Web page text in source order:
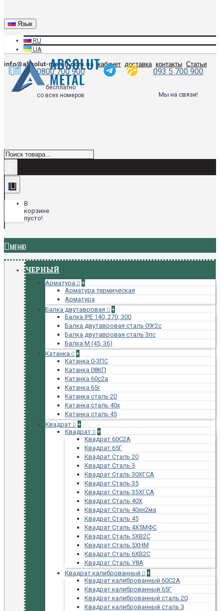
Язык
RU
UA
info@absolut-metall.com.ua
кабинет доставка контакты Статьи
0800 700 900 093 5 700 900
бесплатно
со всех номеров
Мы на связи!
В
корзине
пусто!
МЕНЮ
ЧЕРНЫЙ
Арматура
+
Арматура термическая
Арматура
Балка двутавровая
+
Балка IPE 140, 270, 300
Балка двутавровая сталь 09г2с
Балка двутавровая сталь 3пс
Балка М (45, 36)
Катанка
+
Катанка 0-3ПС
Катанка 08КП
Катанка 60с2а
Катанка 65г
Катанка сталь 20
Катанка сталь 40х
Катанка сталь 45
Квадрат
+
Квадрат
+
Квадрат 60С2А
Квадрат 65Г
Квадрат Сталь 20
Квадрат Сталь 3
Квадрат Сталь 30ХГСА
Квадрат Сталь 35
Квадрат Сталь 35ХГСА
Квадрат Сталь 40Х
Квадрат Сталь 40хн2ма
Квадрат Сталь 45
Квадрат Сталь 4Х5МФС
Квадрат Сталь 5ХВ2С
Квадрат Сталь 5ХНМ
Квадрат Сталь 6ХВ2С
Квадрат Сталь У8А
Квадрат калиброванный
+
Квадрат калиброванный 60С2А
Квадрат калиброванный 65Г
Квадрат калиброванный сталь 20
Квадрат калиброванный сталь 3